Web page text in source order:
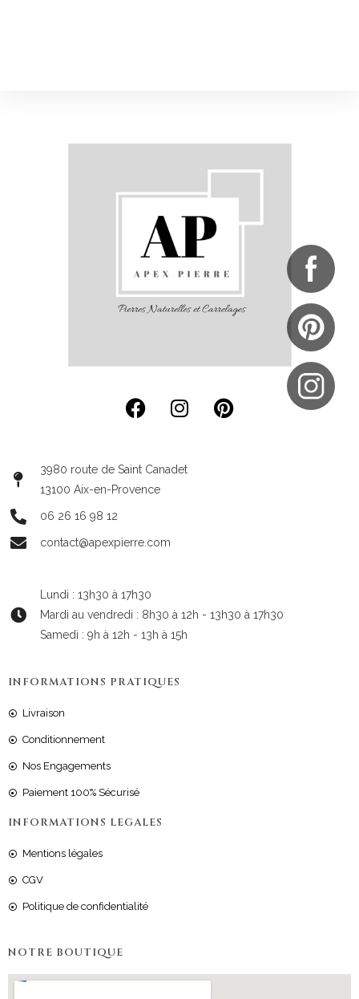
3980 route de Saint Canadet
13100 Aix-en-Provence
06 26 16 98 12
contact@apexpierre.com
Lundi : 13h30 à 17h30
Mardi au vendredi : 8h30 à 12h - 13h30 à 17h30
Samedi : 9h à 12h - 13h à 15h
INFORMATIONS PRATIQUES
Livraison
Conditionnement
Nos Engagements
Paiement 100% Sécurisé
INFORMATIONS LEGALES
Mentions légales
CGV
Politique de confidentialité
NOTRE BOUTIQUE